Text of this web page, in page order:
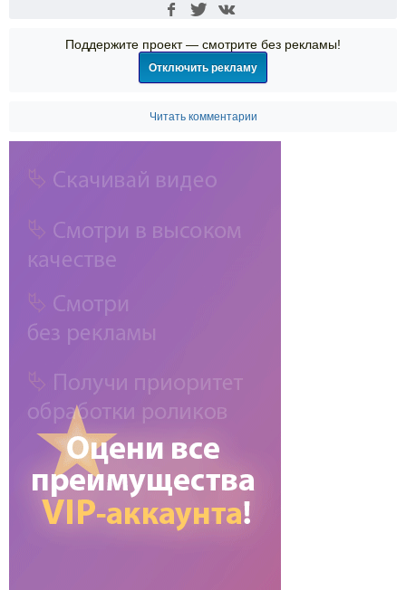
Поддержите проект — смотрите без рекламы!
Отключить рекламу
Читать комментарии